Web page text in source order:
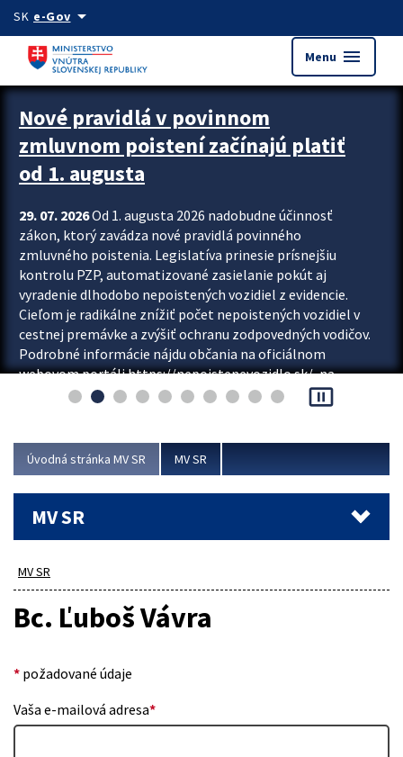
Preskocit na hlavný obsah
SK e-Govarrow_drop_down
Menu menu
Zastavit automatický posun upútavok
Nové pravidlá v povinnom
zmluvnom poistení začínajú platiť
od 1. augusta
29. 07. 2026Od 1. augusta 2026 nadobudne účinnosť
zákon, ktorý zavádza nové pravidlá povinného
zmluvného poistenia. Legislatíva prinesie prísnejšiu
kontrolu PZP, automatizované zasielanie pokút aj
vyradenie dlhodobo nepoistených vozidiel z evidencie.
Cieľom je radikálne znížiť počet nepoistených vozidiel v
cestnej premávke a zvýšiť ochranu zodpovedných vodičov.
Podrobné informácie nájdu občania na oficiálnom
webovom portáli https://nepoistenevozidlo.sk/, na
ktorom od augusta pribudne aj možnosť overiť si...
pause_presentation
Úvodná stránka MV SR MV SR
MV SR
MV SR
Bc. Ľuboš Vávra
* požadované údaje
Vaša e-mailová adresa*